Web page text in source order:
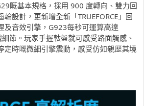
嘅基本規格，採用 900 度轉向、雙力回
設計，更新增全新「TRUEFORCE」回
及音效引擎，G923每秒可運算高達
節。玩家手握軚盤就可感受路面觸感、
定時嘅微細引擎震動，感受仿如親歷其境